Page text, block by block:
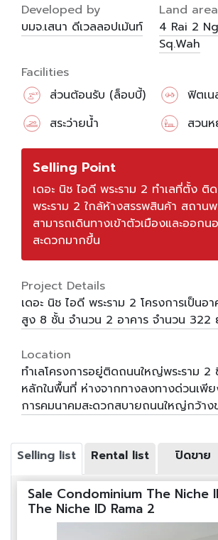
Developed by
บมจ.เสนา ดีเวลลอปเม้นท์
Land area
4 Rai 2
Sq.Wah
Facilities
ส่วนต้อนรับ (ล็อบบี้)
ฟิตเ
กำลังกาย
สระว่ายน้ำ
สวน
Selling Point
เดอะ นิช ไอดี พระราม 2 ทำเลที่ตั้ง ติ
พระราม 2 ใกล้ห้างสรรพสินค้า สถาน
สามารถเดินทางเข้าตัวเมืองและออกน
สะดวกมากขึ้น
Project Details
เดอะ นิช ไอดี พระราม 2 โครงการเป็นอ
สูง 8 ชั้น จำนวน 2 อาคาร จำนวน
Location
ทำเลโครงการอยู่ติดถนนใหญ่พระราม 2
หลักในพื้นที่ ห่างจากทางลงทางด่วนเพี
การคมนาคมสะดวกสบายถนนใหญ่กว้าง
Selling list Rental list ปิดขาย
Sale Condominium The Niche
The Niche ID Rama 2